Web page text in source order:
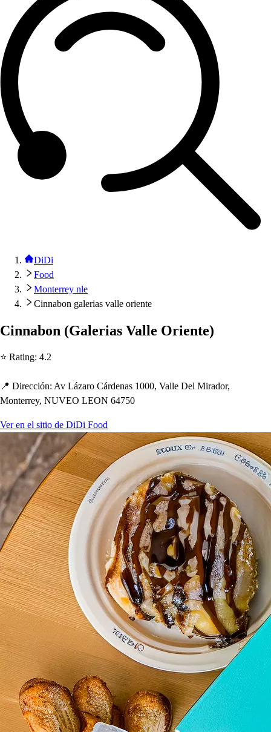
DiDi
Food
Monterrey nle
Cinnabon galerias valle oriente
Cinnabon (Galerias Valle Oriente)
⭐ Rating: 4.2
📍 Dirección: Av Lázaro Cárdenas 1000, Valle Del Mirador,
Monterrey, NUVEO LEON 64750
Ver en el sitio de DiDi Food